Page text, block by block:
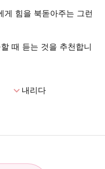
게 힘을 북돋아주는 그런
때 듣는 것을 추천합니
expand_more내리다